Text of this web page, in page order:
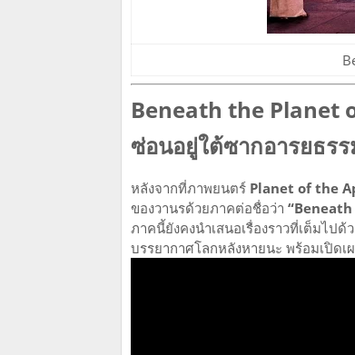
Beneath the Planet
ซ่อนอยู่ใต้ซากอารยธร
หลังจากที่ภาพยนตร์ Planet of the
ของวานรด้วยภาคต่อชื่อว่า
ภาคนี้ยังคงนำเสนอเรื่องราวที่เต็มไป
บรรยากาศโลกหลังหายนะ พร้อมเปิด